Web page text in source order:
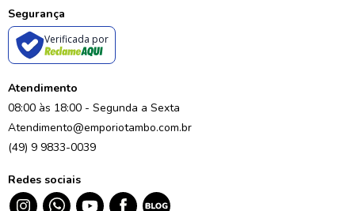
Segurança
Verificada por
Atendimento
08:00 às 18:00 - Segunda a Sexta
Atendimento@emporiotambo.com.br
(49) 9 9833-0039
Redes sociais